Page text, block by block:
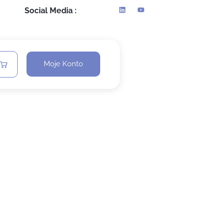
Social Media :
Moje Konto